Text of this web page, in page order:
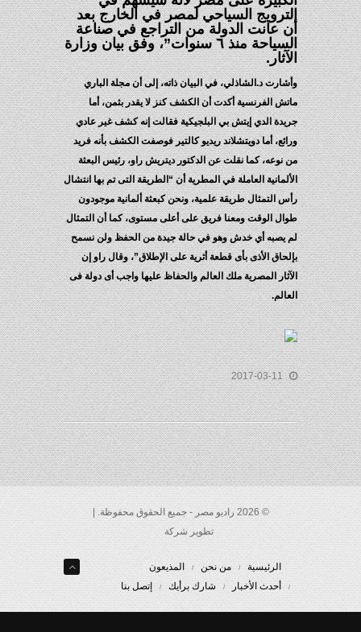
السياحي لمصر في الخارج بعد
عانت الدولة من التراجع في صناعة
السياحة منذ ٦ سنوات”، وفق بيان وزارة
د.الشاذلي، في البيان ذاته، إلى أن مجلة الباري
الفرنسية أكدت أن الكشف كنز لا يقدر بثمن، أما
الدي إيتش بي البلجيكية فقالت إنه كشف غير عادي
أما دويتشلاند ريديو كالتير فوصفت الكشف بأنه فريد
نوعه، كما نقلت عن الدكتور ديتريش راو، رئيس البعثة
العاملة في المطرية أن “الطريقة التى تم بها انتشال
التمثال طريقة علمية، ونحن كبعثة ألمانية موجودون
الوقت ومعنا فريق على أعلى مستوى، كما أن التمثال
يصبه أي خدش وهو في حالة جيدة من الحفظ ولن نسمح
الأذى بأى قطعة أثرية على الإطلاق”، وقال راو إن
المصرية ملك العالم والحفاظ عليها واجب أى دولة فى
2017-03-11
© 2026 راديو مصر - جميع الحقوق محفوظة. |
تطوير شركة
الرئيسية من نحن
المذيعون
أحدث الأخبار
شارك برأيك إتصل بنا